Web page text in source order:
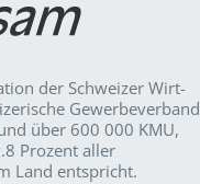
der Schweizer Wirt­
Gewerbeverband
über 600 000 KMU,
Prozent aller
Land entspricht.